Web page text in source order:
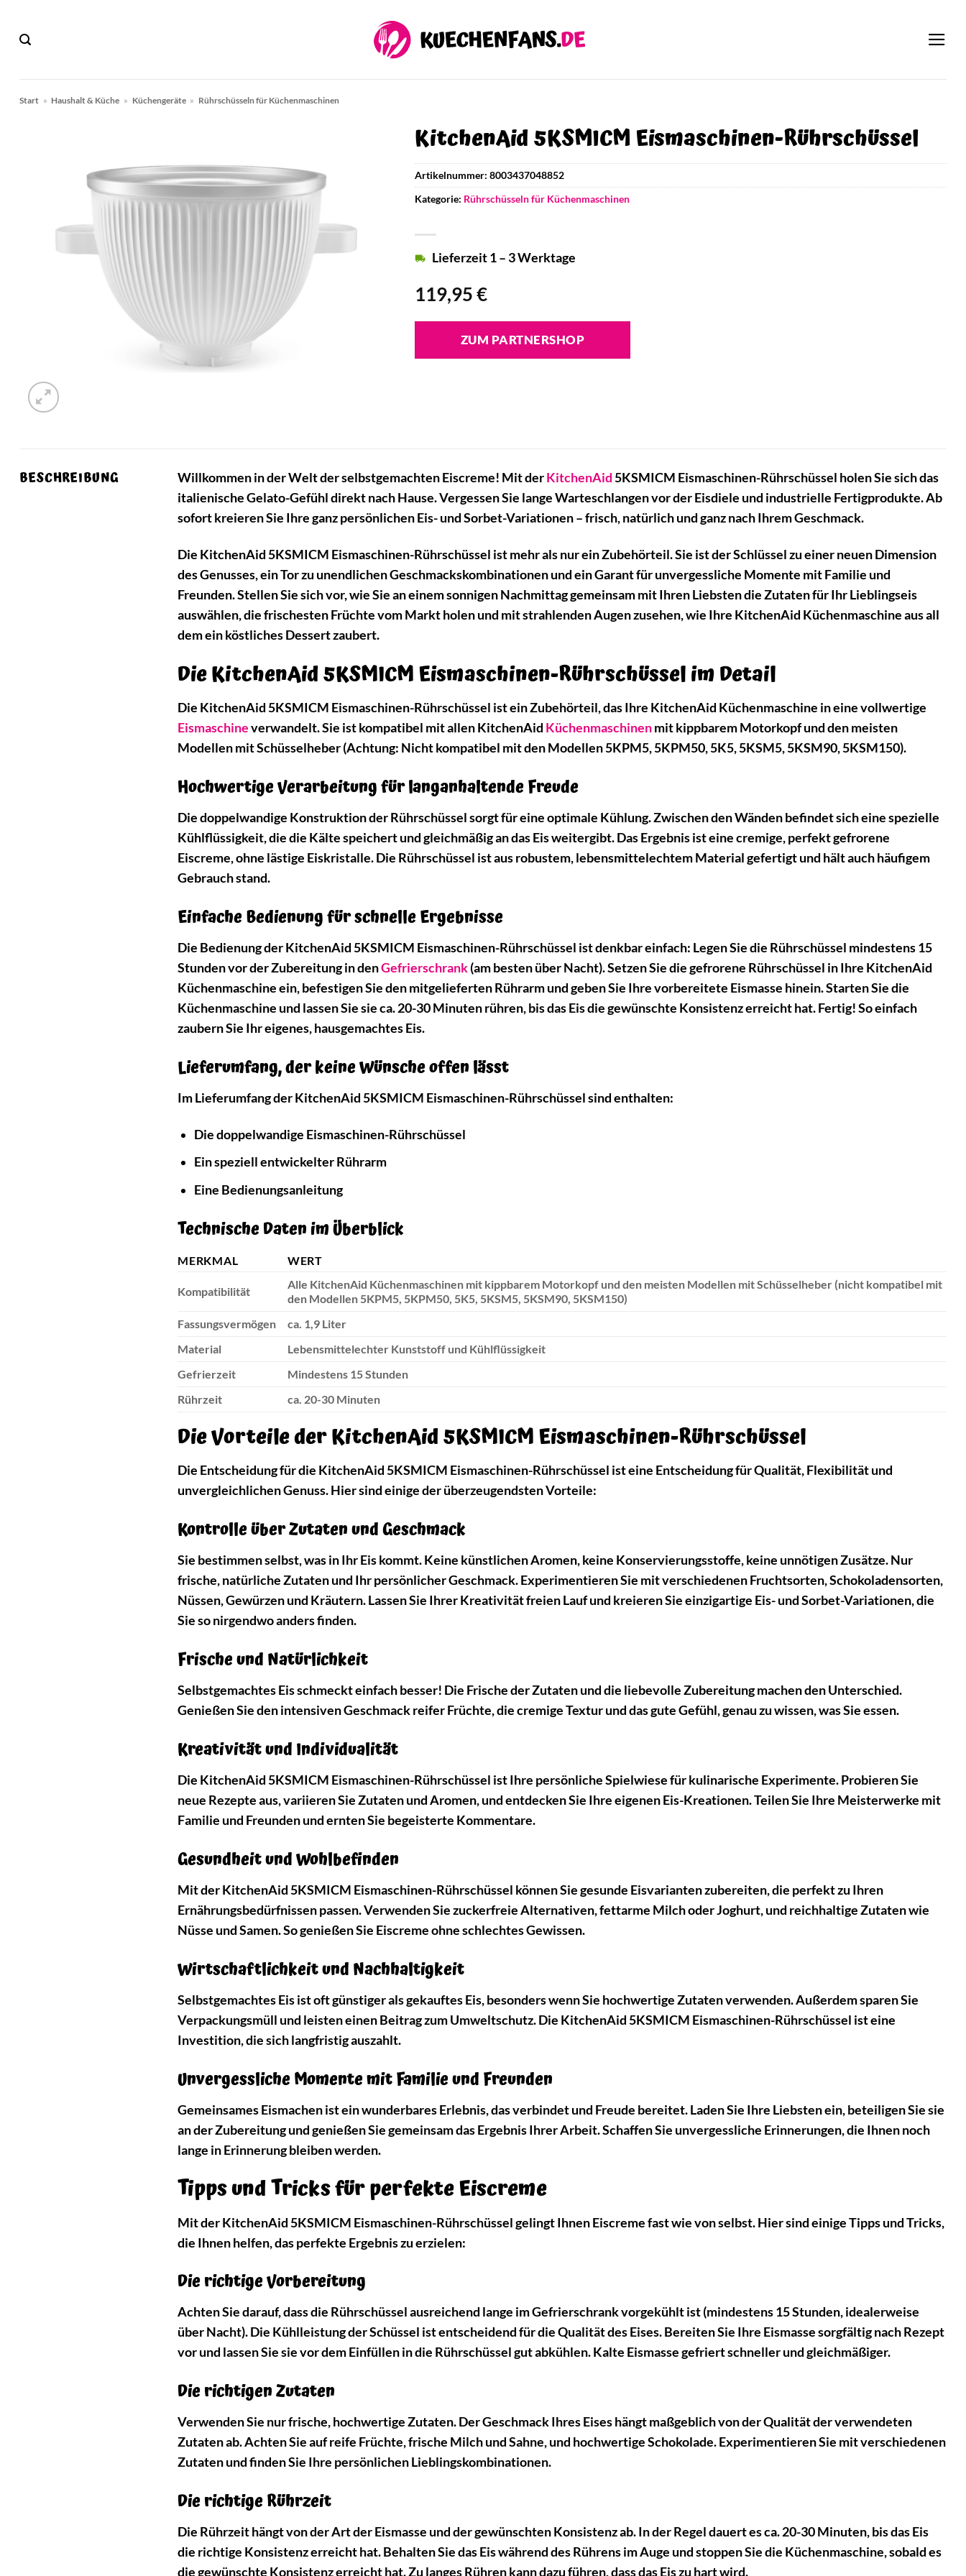
springen
Start » Haushalt & Küche » Küchengeräte » Rührschüsseln für Küchenmaschinen
KitchenAid 5KSMICM Eismaschinen-Rührschüssel
119,95€
Lieferzeit 1 – 3 Werktage
ZUM PARTNERSHOP
Artikelnummer: 8003437048852
Kategorie: Rührschüsseln für Küchenmaschinen
BESCHREIBUNG Willkommen in der Welt der selbstgemachten Eiscreme! Mit derKitchenAid5KSMICM Eismaschinen-Rührschüssel holen Sie sich das
italienische Gelato-Gefühl direkt nach Hause. Vergessen Sie lange Warteschlangen vor der Eisdiele und industrielle Fertigprodukte. Ab
sofort kreieren Sie Ihre ganz persönlichen Eis- und Sorbet-Variationen – frisch, natürlich und ganz nach Ihrem Geschmack.
Die KitchenAid 5KSMICM Eismaschinen-Rührschüssel ist mehr als nur ein Zubehörteil. Sie ist der Schlüssel zu einer neuen Dimension
des Genusses, ein Tor zu unendlichen Geschmackskombinationen und ein Garant für unvergessliche Momente mit Familie und
Freunden. Stellen Sie sich vor, wie Sie an einem sonnigen Nachmittag gemeinsam mit Ihren Liebsten die Zutaten für Ihr Lieblingseis
auswählen, die frischesten Früchte vom Markt holen und mit strahlenden Augen zusehen, wie Ihre KitchenAid Küchenmaschine aus all
dem ein köstliches Dessert zaubert.
Die KitchenAid 5KSMICM Eismaschinen-Rührschüssel im Detail
Die KitchenAid 5KSMICM Eismaschinen-Rührschüssel ist ein Zubehörteil, das Ihre KitchenAid Küchenmaschine in eine vollwertige
Eismaschineverwandelt. Sie ist kompatibel mit allen KitchenAid Küchenmaschinenmit kippbarem Motorkopf und den meisten
Modellen mit Schüsselheber (Achtung: Nicht kompatibel mit den Modellen 5KPM5, 5KPM50, 5K5, 5KSM5, 5KSM90, 5KSM150).
Hochwertige Verarbeitung für langanhaltende Freude
Die doppelwandige Konstruktion der Rührschüssel sorgt für eine optimale Kühlung. Zwischen den Wänden befindet sich eine spezielle
Kühlflüssigkeit, die die Kälte speichert und gleichmäßig an das Eis weitergibt. Das Ergebnis ist eine cremige, perfekt gefrorene
Eiscreme, ohne lästige Eiskristalle. Die Rührschüssel ist aus robustem, lebensmittelechtem Material gefertigt und hält auch häufigem
Gebrauch stand.
Einfache Bedienung für schnelle Ergebnisse
Die Bedienung der KitchenAid 5KSMICM Eismaschinen-Rührschüssel ist denkbar einfach: Legen Sie die Rührschüssel mindestens 15
Stunden vor der Zubereitung in denGefrierschrank(am besten über Nacht). Setzen Sie die gefrorene Rührschüssel in Ihre KitchenAid
Küchenmaschine ein, befestigen Sie den mitgelieferten Rührarm und geben Sie Ihre vorbereitete Eismasse hinein. Starten Sie die
Küchenmaschine und lassen Sie sie ca. 20-30 Minuten rühren, bis das Eis die gewünschte Konsistenz erreicht hat. Fertig! So einfach
zaubern Sie Ihr eigenes, hausgemachtes Eis.
Lieferumfang, der keine Wünsche offen lässt
Im Lieferumfang der KitchenAid 5KSMICM Eismaschinen-Rührschüssel sind enthalten:
Die doppelwandige Eismaschinen-Rührschüssel
Ein speziell entwickelter Rührarm
Eine Bedienungsanleitung
Technische Daten im Überblick
MERKMAL WERT
Kompatibilität
Alle KitchenAid Küchenmaschinen mit kippbarem Motorkopf und den meisten Modellen mit Schüsselheber (nicht kompatibel mit
den Modellen 5KPM5, 5KPM50, 5K5, 5KSM5, 5KSM90, 5KSM150)
Fassungsvermögen
ca. 1,9 Liter
Material
Lebensmittelechter Kunststoff und Kühlflüssigkeit
Gefrierzeit
Mindestens 15 Stunden
Rührzeit
ca. 20-30 Minuten
Die Vorteile der KitchenAid 5KSMICM Eismaschinen-Rührschüssel
Die Entscheidung für die KitchenAid 5KSMICM Eismaschinen-Rührschüssel ist eine Entscheidung für Qualität, Flexibilität und
unvergleichlichen Genuss. Hier sind einige der überzeugendsten Vorteile:
Kontrolle über Zutaten und Geschmack
Sie bestimmen selbst, was in Ihr Eis kommt. Keine künstlichen Aromen, keine Konservierungsstoffe, keine unnötigen Zusätze. Nur
frische, natürliche Zutaten und Ihr persönlicher Geschmack. Experimentieren Sie mit verschiedenen Fruchtsorten, Schokoladensorten,
Nüssen, Gewürzen und Kräutern. Lassen Sie Ihrer Kreativität freien Lauf und kreieren Sie einzigartige Eis- und Sorbet-Variationen, die
Sie so nirgendwo anders finden.
Frische und Natürlichkeit
Selbstgemachtes Eis schmeckt einfach besser! Die Frische der Zutaten und die liebevolle Zubereitung machen den Unterschied.
Genießen Sie den intensiven Geschmack reifer Früchte, die cremige Textur und das gute Gefühl, genau zu wissen, was Sie essen.
Kreativität und Individualität
Die KitchenAid 5KSMICM Eismaschinen-Rührschüssel ist Ihre persönliche Spielwiese für kulinarische Experimente. Probieren Sie
neue Rezepte aus, variieren Sie Zutaten und Aromen, und entdecken Sie Ihre eigenen Eis-Kreationen. Teilen Sie Ihre Meisterwerke mit
Familie und Freunden und ernten Sie begeisterte Kommentare.
Gesundheit und Wohlbefinden
Mit der KitchenAid 5KSMICM Eismaschinen-Rührschüssel können Sie gesunde Eisvarianten zubereiten, die perfekt zu Ihren
Ernährungsbedürfnissen passen. Verwenden Sie zuckerfreie Alternativen, fettarme Milch oder Joghurt, und reichhaltige Zutaten wie
Nüsse und Samen. So genießen Sie Eiscreme ohne schlechtes Gewissen.
Wirtschaftlichkeit und Nachhaltigkeit
Selbstgemachtes Eis ist oft günstiger als gekauftes Eis, besonders wenn Sie hochwertige Zutaten verwenden. Außerdem sparen Sie
Verpackungsmüll und leisten einen Beitrag zum Umweltschutz. Die KitchenAid 5KSMICM Eismaschinen-Rührschüssel ist eine
Investition, die sich langfristig auszahlt.
Unvergessliche Momente mit Familie und Freunden
Gemeinsames Eismachen ist ein wunderbares Erlebnis, das verbindet und Freude bereitet. Laden Sie Ihre Liebsten ein, beteiligen Sie sie
an der Zubereitung und genießen Sie gemeinsam das Ergebnis Ihrer Arbeit. Schaffen Sie unvergessliche Erinnerungen, die Ihnen noch
lange in Erinnerung bleiben werden.
Tipps und Tricks für perfekte Eiscreme
Mit der KitchenAid 5KSMICM Eismaschinen-Rührschüssel gelingt Ihnen Eiscreme fast wie von selbst. Hier sind einige Tipps und Tricks,
die Ihnen helfen, das perfekte Ergebnis zu erzielen:
Die richtige Vorbereitung
Achten Sie darauf, dass die Rührschüssel ausreichend lange im Gefrierschrank vorgekühlt ist (mindestens 15 Stunden, idealerweise
über Nacht). Die Kühlleistung der Schüssel ist entscheidend für die Qualität des Eises. Bereiten Sie Ihre Eismasse sorgfältig nach Rezept
vor und lassen Sie sie vor dem Einfüllen in die Rührschüssel gut abkühlen. Kalte Eismasse gefriert schneller und gleichmäßiger.
Die richtigen Zutaten
Verwenden Sie nur frische, hochwertige Zutaten. Der Geschmack Ihres Eises hängt maßgeblich von der Qualität der verwendeten
Zutaten ab. Achten Sie auf reife Früchte, frische Milch und Sahne, und hochwertige Schokolade. Experimentieren Sie mit verschiedenen
Zutaten und finden Sie Ihre persönlichen Lieblingskombinationen.
Die richtige Rührzeit
Die Rührzeit hängt von der Art der Eismasse und der gewünschten Konsistenz ab. In der Regel dauert es ca. 20-30 Minuten, bis das Eis
die richtige Konsistenz erreicht hat. Behalten Sie das Eis während des Rührens im Auge und stoppen Sie die Küchenmaschine, sobald es
die gewünschte Konsistenz erreicht hat. Zu langes Rühren kann dazu führen, dass das Eis zu hart wird.